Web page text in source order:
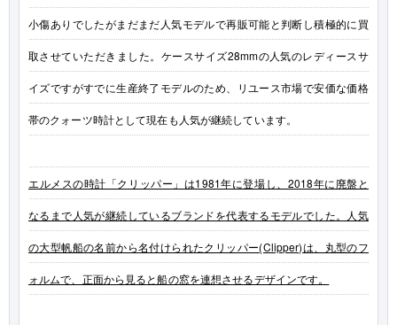
小傷ありでしたがまだまだ人気モデルで再販可能と判断し積極的に買
取させていただきました。ケースサイズ28mmの人気のレディースサ
イズですがすでに生産終了モデルのため、リユース市場で安価な価格
帯のクォーツ時計として現在も人気が継続しています。
エルメスの時計「クリッパー」は1981年に登場し、2018年に廃盤と
なるまで人気が継続しているブランドを代表するモデルでした。人気
の大型帆船の名前から名付けられたクリッパー(Clipper)は、丸型のフ
ォルムで、正面から見ると船の窓を連想させるデザインです。